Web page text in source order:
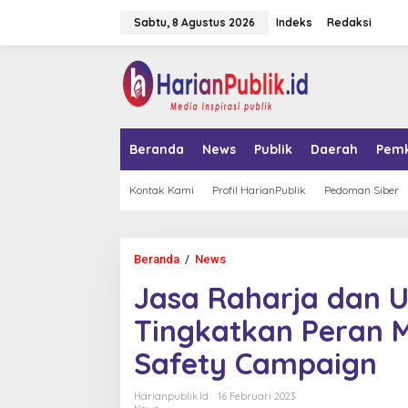
Sabtu, 8 Agustus 2026 Indeks Redaksi
Beranda News Publik Daerah
Kontak Kami Profil HarianPublik Pedoman Siber
Beranda / News
s
a
R
a
Jasa Raharja dan
Tingkatkan Peran
Safety Campaign
Harianpublik.id
16 Februari 2023